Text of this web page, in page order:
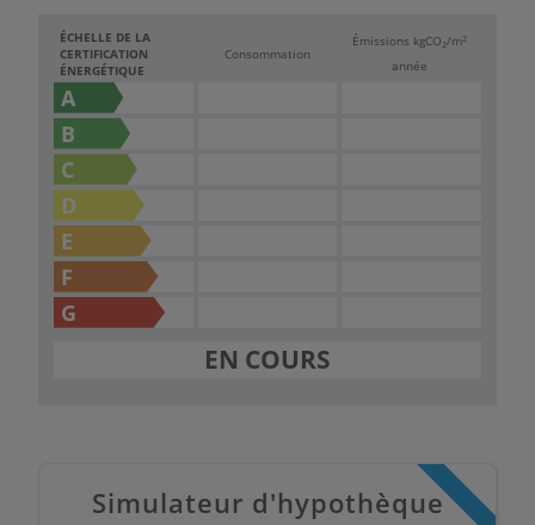
ÉCHELLE DE LA
CERTIFICATION
ÉNERGÉTIQUE
Consommation
Émissions kgCO2/m2
année
A
B
C
D
E
F
G
EN COURS
Simulateur d'hypothèque